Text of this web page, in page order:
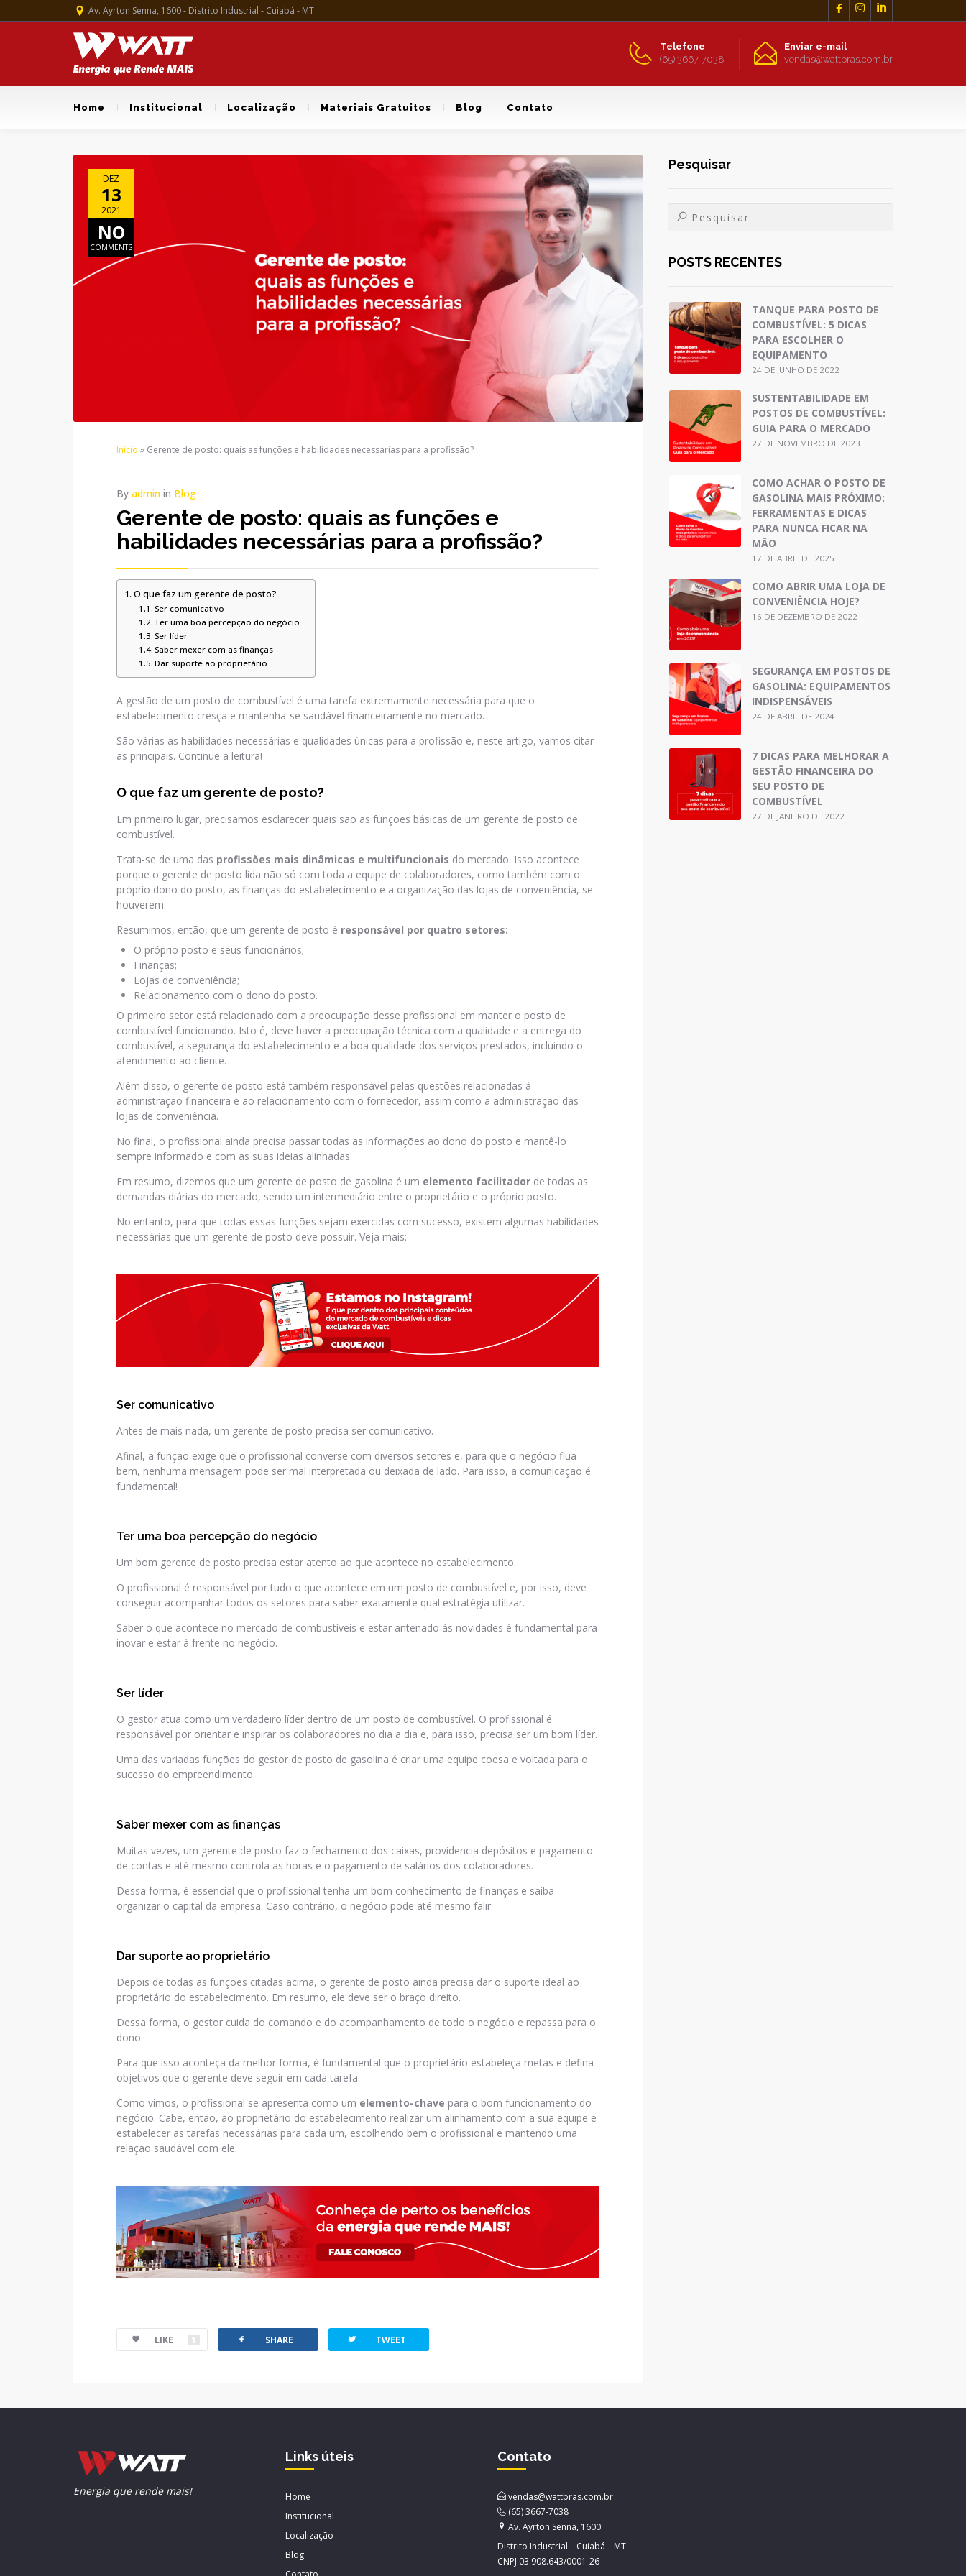
Av. Ayrton Senna, 1600 - Distrito Industrial - Cuiabá - MT   
Enviar e-mail
vendas@wattbras.com.br
Telefone
(65) 3667-7038
Home Institucional Localização Materiais Gratuitos Blog Contato
DEZ
13
2021
NO
COMMENTS
Início » Gerente de posto: quais as funções e habilidades necessárias para a profissão?
By admin in Blog
Gerente de posto: quais as funções e
habilidades necessárias para a profissão?
O que faz um gerente de posto?
Ser comunicativo
Ter uma boa percepção do negócio
Ser líder
Saber mexer com as finanças
Dar suporte ao proprietário
A gestão de um posto de combustível é uma tarefa extremamente necessária para que o
estabelecimento cresça e mantenha-se saudável financeiramente no mercado.
São várias as habilidades necessárias e qualidades únicas para a profissão e, neste artigo, vamos citar
as principais. Continue a leitura!
O que faz um gerente de posto?
Em primeiro lugar, precisamos esclarecer quais são as funções básicas de um gerente de posto de
combustível.
Trata-se de uma das profissões mais dinâmicas e multifuncionais do mercado. Isso acontece
porque o gerente de posto lida não só com toda a equipe de colaboradores, como também com o
próprio dono do posto, as finanças do estabelecimento e a organização das lojas de conveniência, se
houverem.
Resumimos, então, que um gerente de posto é responsável por quatro setores:
O próprio posto e seus funcionários;
Finanças;
Lojas de conveniência;
Relacionamento com o dono do posto.
O primeiro setor está relacionado com a preocupação desse profissional em manter o posto de
combustível funcionando. Isto é, deve haver a preocupação técnica com a qualidade e a entrega do
combustível, a segurança do estabelecimento e a boa qualidade dos serviços prestados, incluindo o
atendimento ao cliente.
Além disso, o gerente de posto está também responsável pelas questões relacionadas à
administração financeira e ao relacionamento com o fornecedor, assim como a administração das
lojas de conveniência.
No final, o profissional ainda precisa passar todas as informações ao dono do posto e mantê-lo
sempre informado e com as suas ideias alinhadas.
Em resumo, dizemos que um gerente de posto de gasolina é um elemento facilitador de todas as
demandas diárias do mercado, sendo um intermediário entre o proprietário e o próprio posto.
No entanto, para que todas essas funções sejam exercidas com sucesso, existem algumas habilidades
necessárias que um gerente de posto deve possuir. Veja mais:
Ser comunicativo
Antes de mais nada, um gerente de posto precisa ser comunicativo.
Afinal, a função exige que o profissional converse com diversos setores e, para que o negócio flua
bem, nenhuma mensagem pode ser mal interpretada ou deixada de lado. Para isso, a comunicação é
fundamental!
Ter uma boa percepção do negócio
Um bom gerente de posto precisa estar atento ao que acontece no estabelecimento.
O profissional é responsável por tudo o que acontece em um posto de combustível e, por isso, deve
conseguir acompanhar todos os setores para saber exatamente qual estratégia utilizar.
Saber o que acontece no mercado de combustíveis e estar antenado às novidades é fundamental para
inovar e estar à frente no negócio.
Ser líder
O gestor atua como um verdadeiro líder dentro de um posto de combustível. O profissional é
responsável por orientar e inspirar os colaboradores no dia a dia e, para isso, precisa ser um bom líder.
Uma das variadas funções do gestor de posto de gasolina é criar uma equipe coesa e voltada para o
sucesso do empreendimento.
Saber mexer com as finanças
Muitas vezes, um gerente de posto faz o fechamento dos caixas, providencia depósitos e pagamento
de contas e até mesmo controla as horas e o pagamento de salários dos colaboradores.
Dessa forma, é essencial que o profissional tenha um bom conhecimento de finanças e saiba
organizar o capital da empresa. Caso contrário, o negócio pode até mesmo falir.
Dar suporte ao proprietário
Depois de todas as funções citadas acima, o gerente de posto ainda precisa dar o suporte ideal ao
proprietário do estabelecimento. Em resumo, ele deve ser o braço direito.
Dessa forma, o gestor cuida do comando e do acompanhamento de todo o negócio e repassa para o
dono.
Para que isso aconteça da melhor forma, é fundamental que o proprietário estabeleça metas e defina
objetivos que o gerente deve seguir em cada tarefa.
Como vimos, o profissional se apresenta como um elemento-chave para o bom funcionamento do
negócio. Cabe, então, ao proprietário do estabelecimento realizar um alinhamento com a sua equipe e
estabelecer as tarefas necessárias para cada um, escolhendo bem o profissional e mantendo uma
relação saudável com ele.
LIKE 1 facebook SHARE twitterbird TWEET
Pesquisar
POSTS RECENTES
TANQUE PARA POSTO DE
COMBUSTÍVEL: 5 DICAS
PARA ESCOLHER O
EQUIPAMENTO
24 DE JUNHO DE 2022
SUSTENTABILIDADE EM
POSTOS DE COMBUSTÍVEL:
GUIA PARA O MERCADO
27 DE NOVEMBRO DE 2023
COMO ACHAR O POSTO DE
GASOLINA MAIS PRÓXIMO:
FERRAMENTAS E DICAS
PARA NUNCA FICAR NA
MÃO
17 DE ABRIL DE 2025
COMO ABRIR UMA LOJA DE
CONVENIÊNCIA HOJE?
16 DE DEZEMBRO DE 2022
SEGURANÇA EM POSTOS DE
GASOLINA: EQUIPAMENTOS
INDISPENSÁVEIS
24 DE ABRIL DE 2024
7 DICAS PARA MELHORAR A
GESTÃO FINANCEIRA DO
SEU POSTO DE
COMBUSTÍVEL
27 DE JANEIRO DE 2022
Energia que rende mais!
Links úteis
Home
Institucional
Localização
Blog
Contato
vendas@wattbras.com.br
(65) 3667-7038
Av. Ayrton Senna, 1600
Distrito Industrial – Cuiabá – MT
CNPJ 03.908.643/0001-26